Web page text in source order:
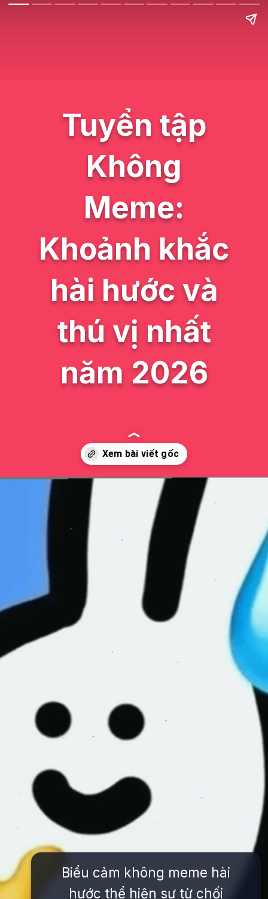
Tuyển tập
Không
Meme:
Khoảnh khắc
hài hước và
thú vị nhất
năm 2026
Đang mở https://issiloo.edu.vn/khong-meme
Biểu cảm không meme hài
hước thể hiện sự từ chối